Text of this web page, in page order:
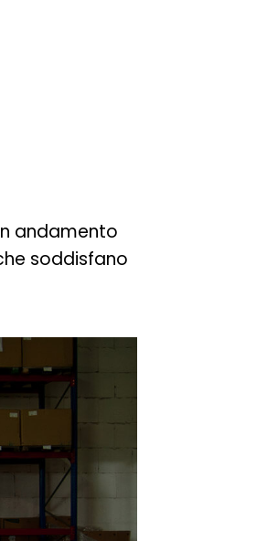
andamento
soddisfano